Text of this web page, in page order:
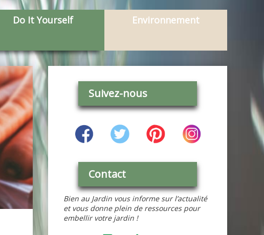
Do It Yourself Environnement
Suivez-nous
Contact
Bien au Jardin vous informe sur l’actualité
et vous donne plein de ressources pour
embellir votre jardin !